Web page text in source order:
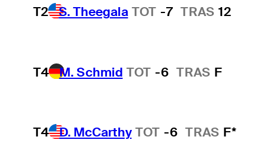
T2 S. Theegala TOT -7 TRAS 12
T4 M. Schmid TOT -6 TRAS F
T4 D. McCarthy TOT -6 TRAS F*